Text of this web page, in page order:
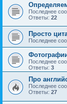
Последнее
Ответы: 22
Просто
Последнее
Последнее
Ответы: 3
Про
Последнее
Ответы: 27